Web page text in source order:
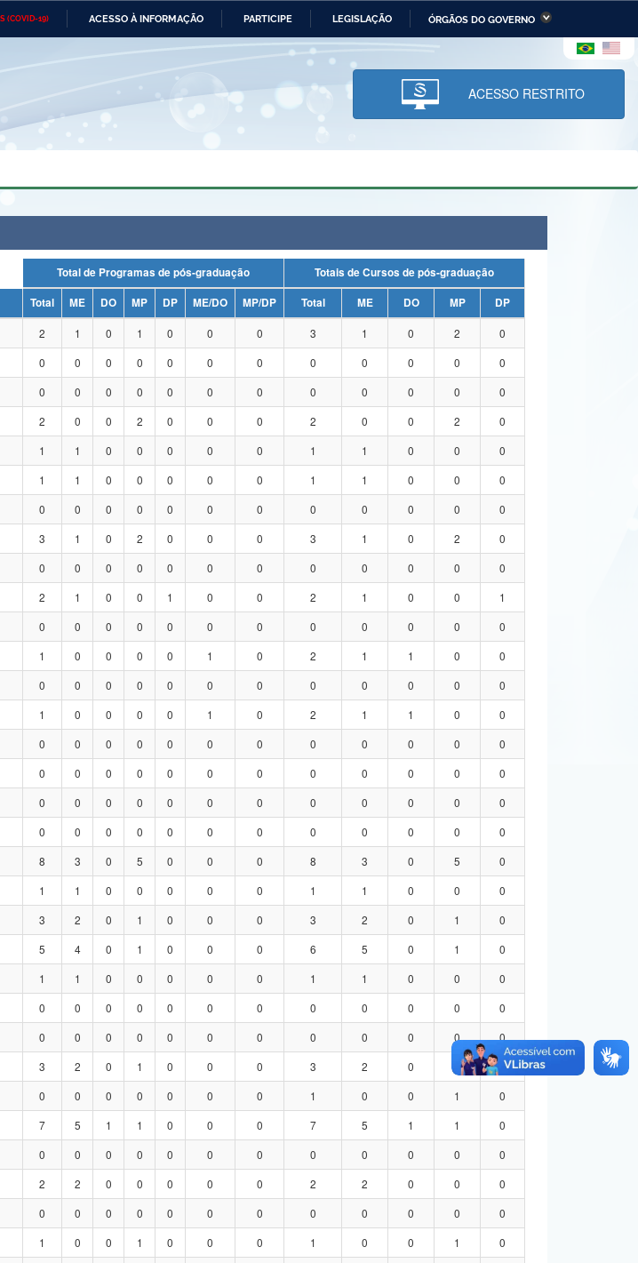
(COVID-19) ACESSO À INFORMAÇÃO PARTICIPE LEGISLAÇÃO ÓRGÃOS DO GOVERNO
Ministério das Relações Ministério da Economia Ministério da Infraestrutura
Ministério da Ciência,
Tecnologia, Inovações e
Comunicações
e dos Direitos Humanos
Banco Central do Brasil Planalto
ACESSO RESTRITO
Total de Programas de pós-graduação
Totais de Cursos de pós-graduação
Total ME DO MP DP ME/DO MP/DP Total ME DO MP
DP
2 1 0 1 0 0 0 3 1 0 2
0
0 0 0 0 0 0 0 0 0 0 0
0
0 0 0 0 0 0 0 0 0 0 0
0
2 0 0 2 0 0 0 2 0 0 2
0
1 1 0 0 0 0 0 1 1 0 0
0
1 1 0 0 0 0 0 1 1 0 0
0
0 0 0 0 0 0 0 0 0 0 0
0
3 1 0 2 0 0 0 3 1 0 2
0
0 0 0 0 0 0 0 0 0 0 0
0
2 1 0 0 1 0 0 2 1 0 0
1
0 0 0 0 0 0 0 0 0 0 0
0
1 0 0 0 0 1 0 2 1 1 0
0
0 0 0 0 0 0 0 0 0 0 0
0
1 0 0 0 0 1 0 2 1 1 0
0
0 0 0 0 0 0 0 0 0 0 0
0
0 0 0 0 0 0 0 0 0 0 0
0
0 0 0 0 0 0 0 0 0 0 0
0
0 0 0 0 0 0 0 0 0 0 0
0
8 3 0 5 0 0 0 8 3 0 5
0
1 1 0 0 0 0 0 1 1 0 0
0
3 2 0 1 0 0 0 3 2 0 1
0
5 4 0 1 0 0 0 6 5 0 1
0
1 1 0 0 0 0 0 1 1 0 0
0
0 0 0 0 0 0 0 0 0 0 0
0
0 0 0 0 0 0 0 0 0 0 0
0
3 2 0 1 0 0 0 3 2 0
0
0 0 0 0 0 0 0 1 0 0 1
0
7 5 1 1 0 0 0 7 5 1 1
0
0 0 0 0 0 0 0 0 0 0 0
0
2 2 0 0 0 0 0 2 2 0 0
0
0 0 0 0 0 0 0 0 0 0 0
0
1 0 0 1 0 0 0 1 0 0 1
0